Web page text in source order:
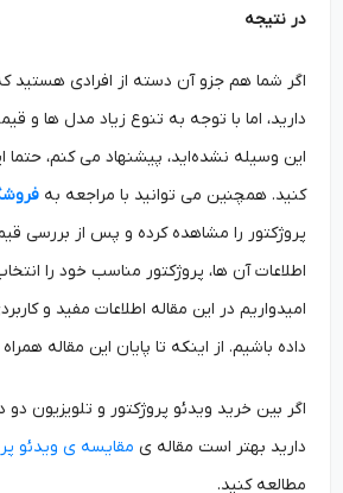
در نتیجه
اگر شما هم جزو آن دسته از افرادی هستید که
دارید، اما با توجه به تنوع زیاد مدل ها و قیمت
این وسیله نشده‌اید، پیشنهاد می کنم، حتما این
کنید. همچنین می توانید با مراجعه بهفروشگاه
پروژکتور را مشاهده کرده و پس از بررسی
اطلاعات آن ها، پروژکتور مناسب خود را انتخاب
امیدواریم در این مقاله اطلاعات مفید و کاربردی
داده باشیم. از اینکه تا پایان این مقاله همراه ما
اگر بین خرید ویدئو پروژکتور و تلویزیون دو
دارید بهتر است مقاله یمقایسه ی ویدئو
مطالعه کنید.